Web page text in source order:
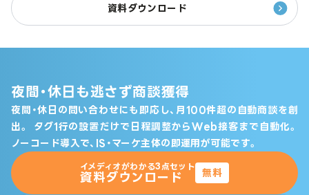
資料ダウンロード
夜間・休日も逃さず商談獲得
夜間・休日の問い合わせにも即応し、月100件超の自動商談を創
出。
タグ1行の設置だけで日程調整からWeb接客まで自動化。
ノーコード導入で、IS・マーケ主体の即運用が可能です。
イメディオがわかる3点セット
資料ダウンロード 無料